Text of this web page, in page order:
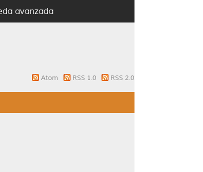
avanzada
Atom RSS 1.0 RSS 2.0